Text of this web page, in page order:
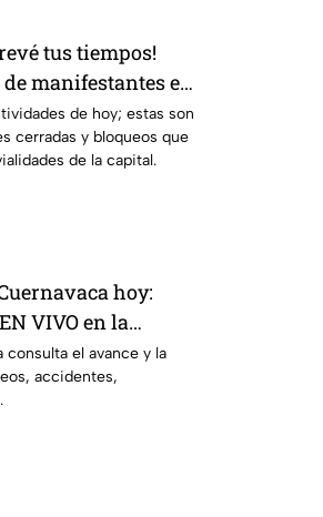
tus tiempos!
manifestantes en
de hoy; estas son
cerradas y bloqueos que
de la capital.
hoy:
VIVO en la
el avance y la
accidentes,